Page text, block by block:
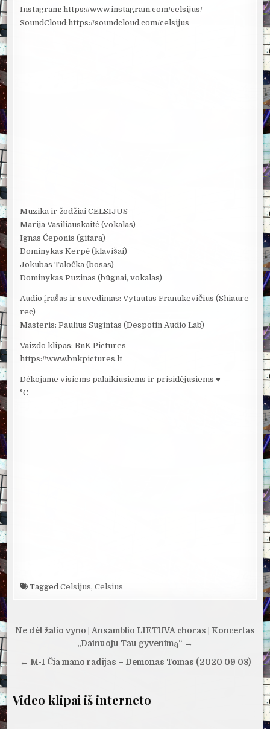
Instagram: https://www.instagram.com/celsijus/
SoundCloud:https://soundcloud.com/celsijus
Muzika ir žodžiai CELSIJUS
Marija Vasiliauskaitė (vokalas)
Ignas Čeponis (gitara)
Dominykas Kerpė (klavišai)
Jokūbas Taločka (bosas)
Dominykas Puzinas (būgnai, vokalas)
Audio įrašas ir suvedimas: Vytautas Franukevičius (Shiaure
rec)
Masteris: Paulius Sugintas (Despotin Audio Lab)
Vaizdo klipas: BnK Pictures
https://www.bnkpictures.lt
Dėkojame visiems palaikiusiems ir prisidėjusiems ♥
°C
TaggedCelsijus,Celsius
Navigacija
įrašų
Ne dėl žalio vyno | Ansamblio LIETUVA choras | Koncertas
„Dainuoju Tau gyvenimą“ →
← M-1 Čia mano radijas – Demonas Tomas (2020 09 08)
Video klipai iš interneto